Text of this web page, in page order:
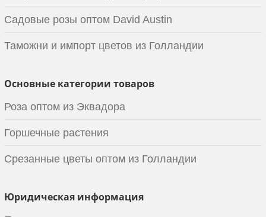
Садовые розы оптом David Austin
Таможни и импорт цветов из Голландии
Основные категории товаров
Роза оптом из Эквадора
Горшечные растения
Срезанные цветы оптом из Голландии
Юридическая информация